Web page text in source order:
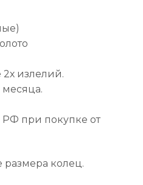
излелий.
РФ при покупке от
размера колец.